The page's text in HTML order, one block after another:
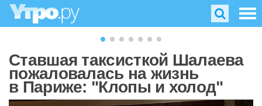
Ставшая таксисткой Шалаева
пожаловалась на жизнь
в Париже: "Клопы и холод"